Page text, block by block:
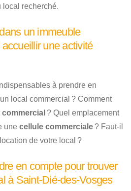
local recherché.
un immeuble
accueillir une activité
à prendre en
local commercial ? Comment
commercial ? Quel emplacement
une cellule commerciale ? Faut-il
de votre local ?
en compte pour trouver
à Saint-Dié-des-Vosges